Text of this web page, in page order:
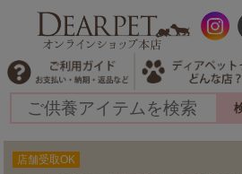
店舗受取OK